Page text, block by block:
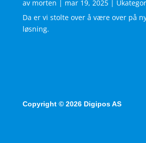
av morten | mar 19, 2025|
Da er vi stolte over å være over på
løsning.
Copyright © 2026 Digipos AS